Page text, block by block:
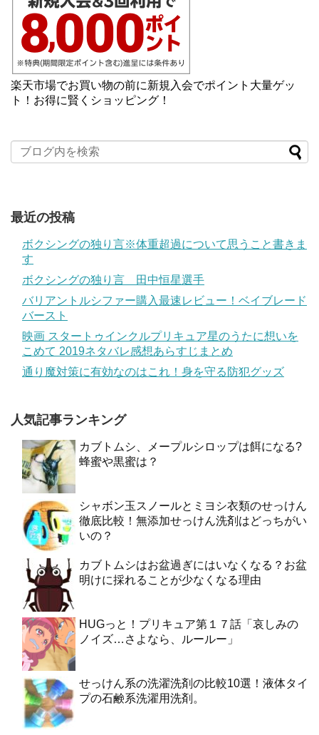
楽天市場でお買い物の前に新規入会でポイント大量ゲッ
ト！お得に賢くショッピング！
最近の投稿
ボクシングの独り言※体重超過について思うこと書きま
す
ボクシングの独り言 田中恒星選手
バリアントルシファー購入最速レビュー！ベイブレード
バースト
映画 スタートゥインクルプリキュア星のうたに想いを
こめて 2019ネタバレ感想あらすじまとめ
通り魔対策に有効なのはこれ！身を守る防犯グッズ
人気記事ランキング
カブトムシ、メープルシロップは餌になる?
蜂蜜や黒蜜は？
シャボン玉スノールとミヨシ衣類のせっけん
徹底比較！無添加せっけん洗剤はどっちがい
いの？
カブトムシはお盆過ぎにはいなくなる？お盆
明けに採れることが少なくなる理由
HUGっと！プリキュア第１７話「哀しみの
ノイズ…さよなら、ルールー」
せっけん系の洗濯洗剤の比較10選！液体タイ
プの石鹸系洗濯用洗剤。